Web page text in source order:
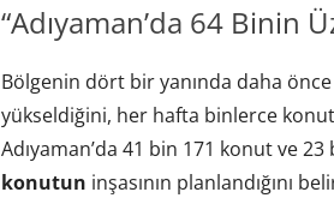
“Adıyaman’da 64 Binin
Bölgenin dört bir yanında daha
yükseldiğini, her hafta binlerce konut
Adıyaman’da 41 bin 171 konut ve
konutun inşasının planlandığını